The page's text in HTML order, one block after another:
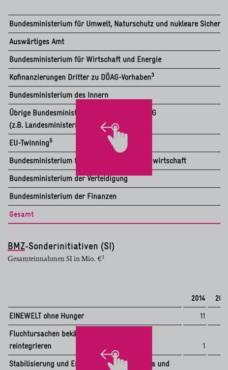
Bundesministerium für Umwelt, Naturschutz und nukleare
Auswärtiges Amt
Bundesministerium für Wirtschaft und Energie
Kofinanzierungen Dritter zu DÖAG-Vorhaben3
Bundesministerium des Innern
Übrige Bundesministerien und sonstige DÖAG
(z.B. Landesministerien)
EU-Twinning5
Bundesministerium für Ernährung und Landwirtschaft
Bundesministerium der Verteidigung
Bundesministerium der Finanzen
Gesamt
BMZ-Sonderinitiativen (SI)
Gesamteinnahmen SI in Mio. €1
2014
EINEWELT ohne Hunger
11
Fluchtursachen bekämpfen – Flüchtlinge
reintegrieren
1
Stabilisierung und Entwicklung in Nordafrika und